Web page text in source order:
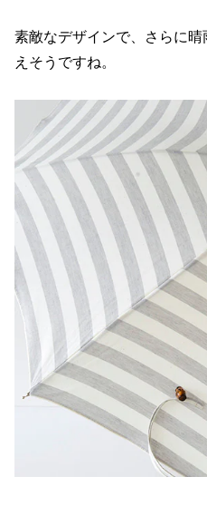
素敵なデザインで、さらに
えそうですね。